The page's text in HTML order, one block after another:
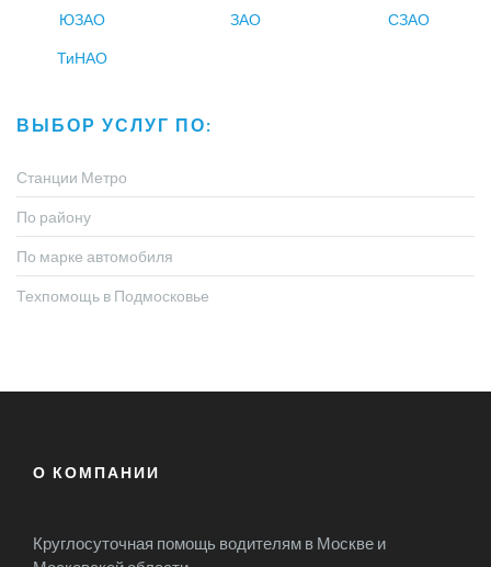
ЮЗАО ЗАО СЗАО
ТиНАО
ВЫБОР УСЛУГ ПО:
Станции Метро
По району
По марке автомобиля
Техпомощь в Подмосковье
О КОМПАНИИ
Круглосуточная помощь водителям в Москве и